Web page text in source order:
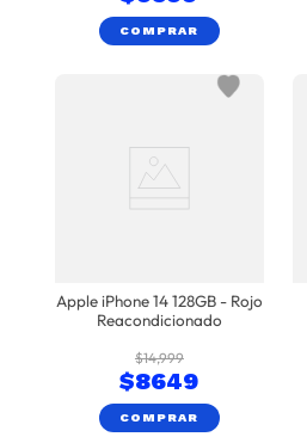
COMPRAR
Apple iPhone 14 128GB - Rojo
Reacondicionado
$14,999
$8649
COMPRAR